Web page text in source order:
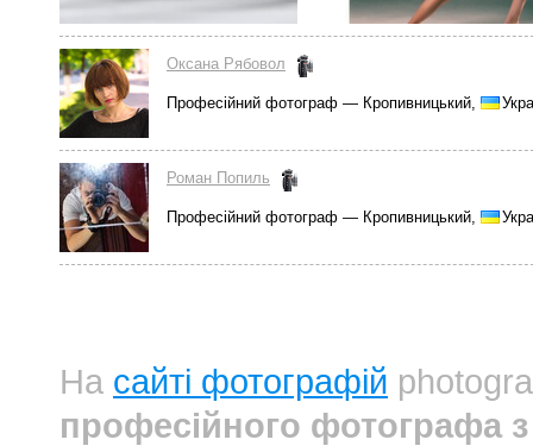
Оксана Рябовол
Професійний фотограф — Кропивницький,
Роман Попиль
Професійний фотограф — Кропивницький,
На сайті фотографій
професійного фотографа